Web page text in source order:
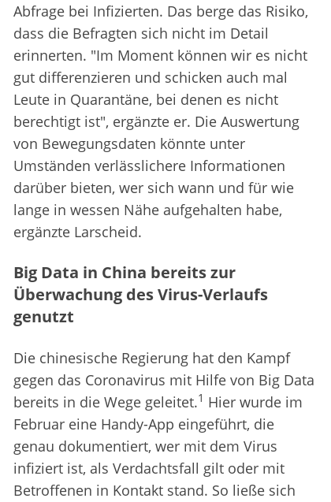
Abfrage bei Infizierten. Das berge das Risiko,
dass die Befragten sich nicht im Detail
erinnerten. "Im Moment können wir es nicht
gut differenzieren und schicken auch mal
Leute in Quarantäne, bei denen es nicht
berechtigt ist", ergänzte er. Die Auswertung
von Bewegungsdaten könnte unter
Umständen verlässlichere Informationen
darüber bieten, wer sich wann und für wie
lange in wessen Nähe aufgehalten habe,
ergänzte Larscheid.
Big Data in China bereits zur
Überwachung des Virus-Verlaufs
genutzt
Die chinesische Regierung hat den Kampf
gegen das Coronavirus mit Hilfe von Big Data
bereits in die Wege geleitet.1 Hier wurde im
Februar eine Handy-App eingeführt, die
genau dokumentiert, wer mit dem Virus
infiziert ist, als Verdachtsfall gilt oder mit
Betroffenen in Kontakt stand. So ließe sich